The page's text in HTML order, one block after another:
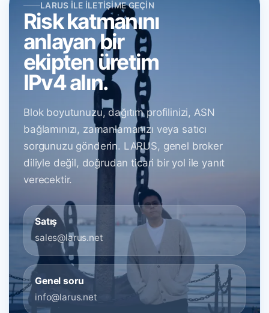
LARUS ILE İLETIŞIME GEÇIN
Risk katmanını
anlayan bir
ekipten üretim
IPv4 alın.
Blok boyutunuzu, dağıtım profilinizi, ASN
bağlamınızı, zamanlamanızı veya satıcı
sorgunuzu gönderin. LARUS, genel broker
diliyle değil, doğrudan ticari bir yol ile yanıt
verecektir.
Satış
sales@larus.net
Genel soru
info@larus.net